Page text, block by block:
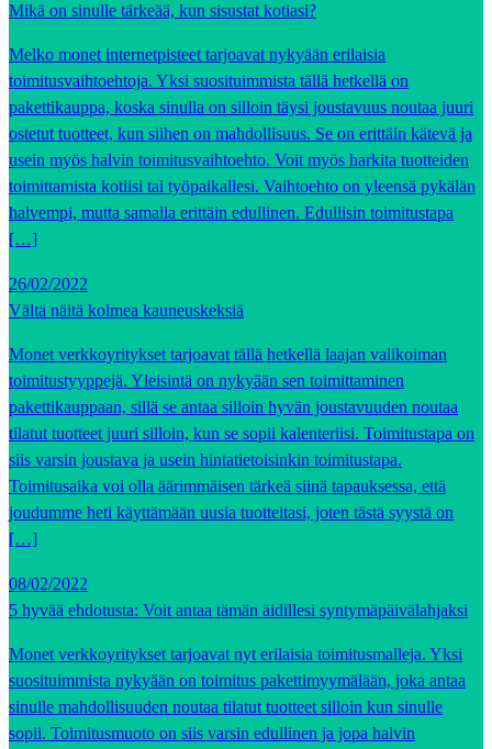
Mikä on sinulle tärkeää, kun sisustat kotiasi?
Melko monet internetpisteet tarjoavat nykyään erilaisia
toimitusvaihtoehtoja. Yksi suosituimmista tällä hetkellä on
pakettikauppa, koska sinulla on silloin täysi joustavuus noutaa juuri
ostetut tuotteet, kun siihen on mahdollisuus. Se on erittäin kätevä ja
usein myös halvin toimitusvaihtoehto. Voit myös harkita tuotteiden
toimittamista kotiisi tai työpaikallesi. Vaihtoehto on yleensä pykälän
halvempi, mutta samalla erittäin edullinen. Edullisin toimitustapa
[…]
26/02/2022
Vältä näitä kolmea kauneuskeksiä
Monet verkkoyritykset tarjoavat tällä hetkellä laajan valikoiman
toimitustyyppejä. Yleisintä on nykyään sen toimittaminen
pakettikauppaan, sillä se antaa silloin hyvän joustavuuden noutaa
tilatut tuotteet juuri silloin, kun se sopii kalenteriisi. Toimitustapa on
siis varsin joustava ja usein hintatietoisinkin toimitustapa.
Toimitusaika voi olla äärimmäisen tärkeä siinä tapauksessa, että
joudumme heti käyttämään uusia tuotteitasi, joten tästä syystä on
[…]
08/02/2022
5 hyvää ehdotusta: Voit antaa tämän äidillesi syntymäpäivälahjaksi
Monet verkkoyritykset tarjoavat nyt erilaisia toimitusmalleja. Yksi
suosituimmista nykyään on toimitus pakettimyymälään, joka antaa
sinulle mahdollisuuden noutaa tilatut tuotteet silloin kun sinulle
sopii. Toimitusmuoto on siis varsin edullinen ja jopa halvin